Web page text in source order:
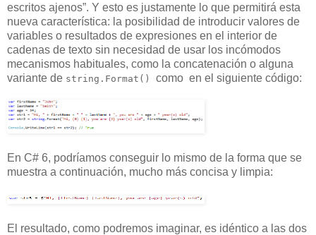
escritos ajenos”. Y esto es justamente lo que permitirá esta
nueva característica: la posibilidad de introducir valores de
variables o resultados de expresiones en el interior de
cadenas de texto sin necesidad de usar los incómodos
mecanismos habituales, como la concatenación o alguna
variante de string.Format() como en el siguiente código:
En C# 6, podríamos conseguir lo mismo de la forma que se
muestra a continuación, mucho más concisa y limpia:
El resultado, como podremos imaginar, es idéntico a las dos